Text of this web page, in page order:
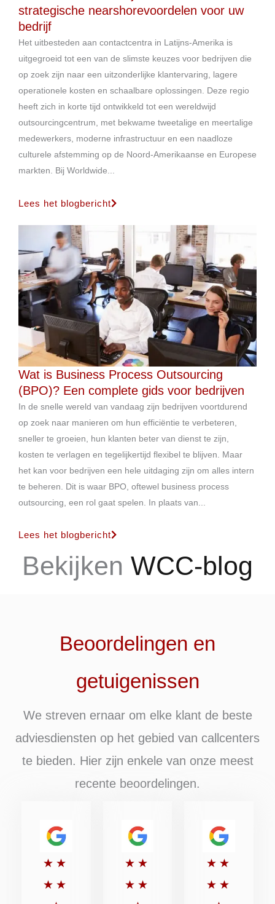
strategische nearshorevoordelen voor uw
bedrijf
Het uitbesteden aan contactcentra in Latijns-Amerika is
uitgegroeid tot een van de slimste keuzes voor bedrijven die
op zoek zijn naar een uitzonderlijke klantervaring, lagere
operationele kosten en schaalbare oplossingen. Deze regio
heeft zich in korte tijd ontwikkeld tot een wereldwijd
outsourcingcentrum, met bekwame tweetalige en meertalige
medewerkers, moderne infrastructuur en een naadloze
culturele afstemming op de Noord-Amerikaanse en Europese
markten. Bij Worldwide...
Lees het blogbericht
Wat is Business Process Outsourcing
(BPO)? Een complete gids voor bedrijven
In de snelle wereld van vandaag zijn bedrijven voortdurend
op zoek naar manieren om hun efficiëntie te verbeteren,
sneller te groeien, hun klanten beter van dienst te zijn,
kosten te verlagen en tegelijkertijd flexibel te blijven. Maar
het kan voor bedrijven een hele uitdaging zijn om alles intern
te beheren. Dit is waar BPO, oftewel business process
outsourcing, een rol gaat spelen. In plaats van...
Lees het blogbericht
Bekijken WCC-blog
Beoordelingen en
getuigenissen
We streven ernaar om elke klant de beste
adviesdiensten op het gebied van callcenters
te bieden. Hier zijn enkele van onze meest
recente beoordelingen.
★ ★
★ ★
Beoordeeld
met
★ ★
★ ★
Beoordeeld
met
★ ★
★ ★met